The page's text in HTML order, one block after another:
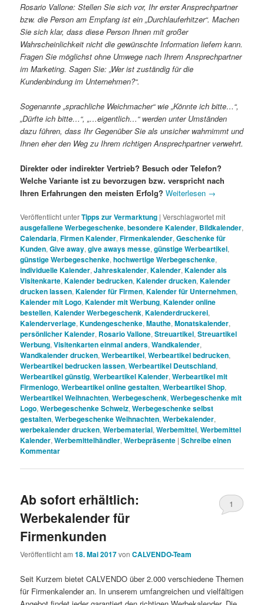
Rosario Vallone: Stellen Sie sich vor, Ihr erster Ansprechpartner
bzw. die Person am Empfang ist ein „Durchlauferhitzer“. Machen
Sie sich klar, dass diese Person Ihnen mit großer
Wahrscheinlichkeit nicht die gewünschte Information liefern kann.
Fragen Sie möglichst ohne Umwege nach Ihrem Ansprechpartner
im Marketing. Sagen Sie: „Wer ist zuständig für die
Kundenbindung im Unternehmen?“.
Sogenannte „sprachliche Weichmacher“ wie „Könnte ich bitte…“,
„Dürfte ich bitte…“, „…eigentlich…“ werden unter Umständen
dazu führen, dass Ihr Gegenüber Sie als unsicher wahrnimmt und
Ihnen eher den Weg zu Ihrem richtigen Ansprechpartner verwehrt.
Direkter oder indirekter Vertrieb? Besuch oder Telefon?
Welche Variante ist zu bevorzugen bzw. verspricht nach
Ihren Erfahrungen den meisten Erfolg? Weiterlesen →
Veröffentlicht unterTipps zur Vermarktung |Verschlagwortet mit
ausgefallene Werbegeschenke,besondere Kalender, Bildkalender,
Calendaria,Firmen Kalender,Firmenkalender,Geschenke für
Kunden,Give away,give aways messe,günstige Werbeartikel,
günstige Werbegeschenke,hochwertige Werbegeschenke,
individuelle Kalender,Jahreskalender,Kalender,Kalender als
Visitenkarte,Kalender bedrucken,Kalender drucken,Kalender
drucken lassen,Kalender für Firmen,Kalender für Unternehmen,
Kalender mit Logo,Kalender mit Werbung,Kalender online
bestellen,Kalender Werbegeschenk,Kalenderdruckerei,
Kalenderverlage,Kundengeschenke,Mauthe,Monatskalender,
persönlicher Kalender, Rosario Vallone,Streuartikel,Streuartikel
Werbung,Visitenkarten einmal anders,Wandkalender,
Wandkalender drucken,Werbeartikel,Werbeartikel bedrucken,
Werbeartikel bedrucken lassen,Werbeartikel Deutschland,
Werbeartikel günstig,Werbeartikel Kalender,Werbeartikel mit
Firmenlogo,Werbeartikel online gestalten,Werbeartikel Shop,
Werbeartikel Weihnachten,Werbegeschenk,Werbegeschenke mit
Logo,Werbegeschenke Schweiz,Werbegeschenke selbst
gestalten,Werbegeschenke Weihnachten,Werbekalender,
werbekalender drucken,Werbematerial,Werbemittel,Werbemittel
Kalender,Werbemittelhändler,Werbepräsente |Schreibe einen
Kommentar
Ab sofort erhältlich:
Werbekalender für
Firmenkunden
Veröffentlicht am18. Mai 2017vonCALVENDO-Team
1
Seit Kurzem bietet CALVENDO über 2.000 verschiedene Themen
für Firmenkalender an. In unserem umfangreichen und vielfältigen